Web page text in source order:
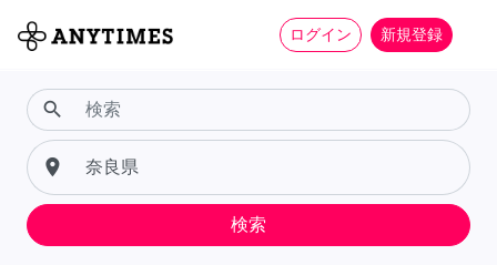
ログイン 新規登録
search
place
検索